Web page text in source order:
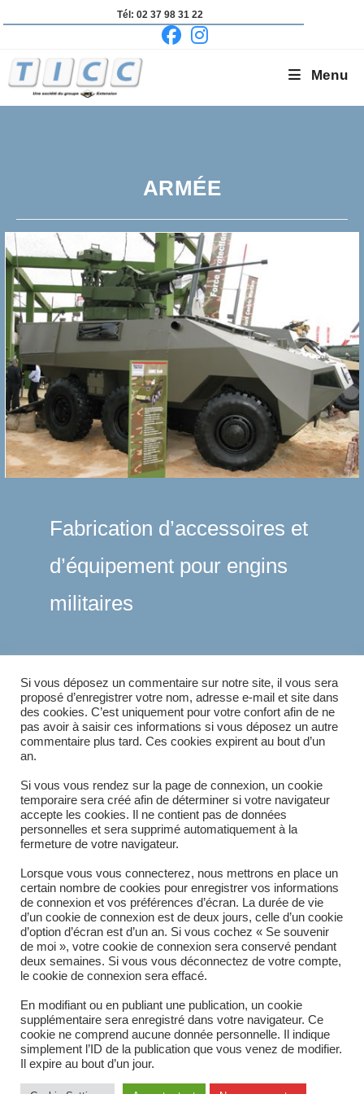
to
Tél: 02 37 98 31 22
Menu
ARMÉE
Fabrication d’accessoires et
d’équipement pour engins
militaires
ÉTIQUETTES : ELEVEURS, INDUSTRIE
READ
MORE
Article précédent
Article suivant
Toutes Industries
Si vous déposez un commentaire sur notre site, il vous sera
proposé d’enregistrer votre nom, adresse e-mail et site dans
des cookies. C’est uniquement pour votre confort afin de ne
pas avoir à saisir ces informations si vous déposez un autre
commentaire plus tard. Ces cookies expirent au bout d’un
an.
Si vous vous rendez sur la page de connexion, un cookie
temporaire sera créé afin de déterminer si votre navigateur
accepte les cookies. Il ne contient pas de données
personnelles et sera supprimé automatiquement à la
fermeture de votre navigateur.
Lorsque vous vous connecterez, nous mettrons en place un
certain nombre de cookies pour enregistrer vos informations
de connexion et vos préférences d’écran. La durée de vie
d’un cookie de connexion est de deux jours, celle d’un cookie
d’option d’écran est d’un an. Si vous cochez « Se souvenir
de moi », votre cookie de connexion sera conservé pendant
deux semaines. Si vous vous déconnectez de votre compte,
le cookie de connexion sera effacé.
En modifiant ou en publiant une publication, un cookie
supplémentaire sera enregistré dans votre navigateur. Ce
cookie ne comprend aucune donnée personnelle. Il indique
simplement l’ID de la publication que vous venez de modifier.
Il expire au bout d’un jour.